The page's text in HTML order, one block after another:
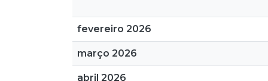
fevereiro 2026
março 2026
abril 2026